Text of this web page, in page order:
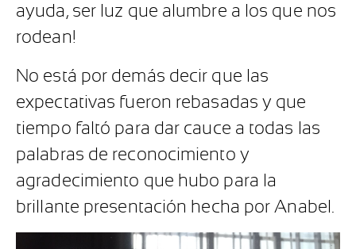
ayuda, ser luz que alumbre a los que nos
rodean!
No está por demás decir que las
expectativas fueron rebasadas y que
tiempo faltó para dar cauce a todas las
palabras de reconocimiento y
agradecimiento que hubo para la
brillante presentación hecha por Anabel.